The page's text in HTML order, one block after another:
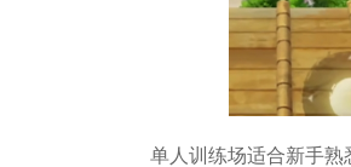
单人训练场适合新手